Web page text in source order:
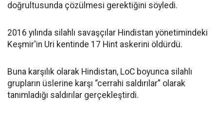
doğrultusunda çözülmesi gerektiğini söyledi.
2016 yılında silahlı savaşçılar Hindistan yönetimindeki
Keşmir'in Uri kentinde 17 Hint askerini öldürdü.
Buna karşılık olarak Hindistan, LoC boyunca silahlı
grupların üslerine karşı “cerrahi saldırılar” olarak
tanımladığı saldırılar gerçekleştirdi.